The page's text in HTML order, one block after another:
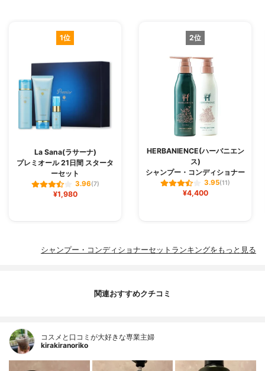
1位
La Sana(ラサーナ)
プレミオール 21日間 スタータ
ーセット
3.96(7)
¥1,980
2位
HERBANIENCE(ハーバニエン
ス)
シャンプー・コンディショナー
3.95(11)
¥4,400
シャンプー・コンディショナーセットランキングをもっと見る
関連おすすめクチコミ
コスメと口コミが大好きな専業主婦
kirakiranoriko